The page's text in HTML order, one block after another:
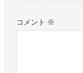
コメント ※